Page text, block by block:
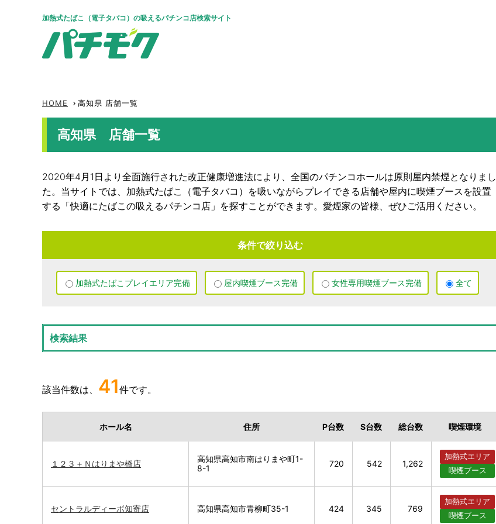
加熱式たばこ（電子タバコ）の吸えるパチンコ店検索サイト
HOME keyboard_arrow_right 高知県 店舗一覧
高知県 店舗一覧
2020年4月1日より全面施行された改正健康増進法により、全国のパチンコホールは原則屋内禁煙となりまし
た。当サイトでは、加熱式たばこ（電子タバコ）を吸いながらプレイできる店舗や屋内に喫煙ブースを設置
する「快適にたばこの吸えるパチンコ店」を探すことができます。愛煙家の皆様、ぜひご活用ください。
条件で絞り込む
加熱式たばこ プレイエリア完備 屋内喫煙ブース完備 女性専用喫煙ブース完備 全て
検索結果
該当件数は、 41件です。
ホール名 住所 P台数 S台数 総台数 喫煙環境
１２３＋Ｎはりまや橋店
高知県高知市南はりまや町1-
8-1
720 542 1,262
加熱式エリア
喫煙ブース
セントラルディーボ知寄店 高知県高知市青柳町35-1 424 345 769
加熱式エリア
喫煙ブース